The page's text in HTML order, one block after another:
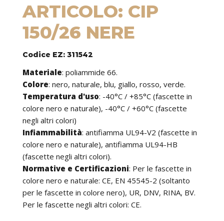
ARTICOLO: CIP
150/26 NERE
Codice EZ: 311542
Materiale: poliammide 66.
Colore: nero, naturale, blu, giallo, rosso, verde.
Temperatura d'uso: -40°C / +85°C (fascette in
colore nero e naturale), -40°C / +60°C (fascette
negli altri colori)
Infiammabilità: antifiamma UL94-V2 (fascette in
colore nero e naturale), antifiamma UL94-HB
(fascette negli altri colori).
Normative e Certificazioni: Per le fascette in
colore nero e naturale: CE, EN 45545-2 (soltanto
per le fascette in colore nero), UR, DNV, RINA, BV.
Per le fascette negli altri colori: CE.